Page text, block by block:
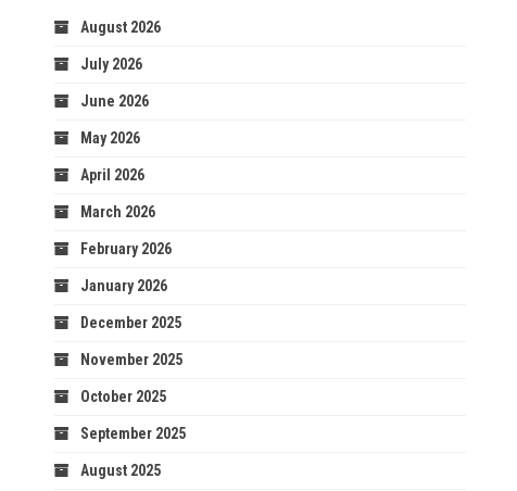
August 2026
July 2026
June 2026
May 2026
April 2026
March 2026
February 2026
January 2026
December 2025
November 2025
October 2025
September 2025
August 2025